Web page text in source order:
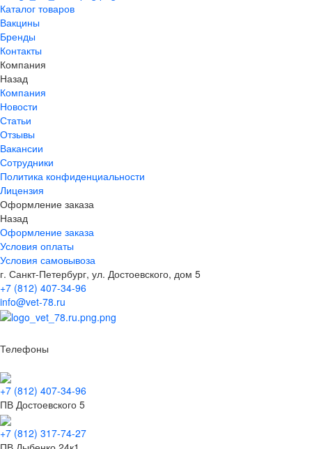
Каталог товаров
Вакцины
Бренды
Контакты
Компания
Назад
Компания
Новости
Статьи
Отзывы
Вакансии
Сотрудники
Политика конфиденциальности
Лицензия
Оформление заказа
Назад
Оформление заказа
Условия оплаты
Условия самовывоза
г. Санкт-Петербург, ул. Достоевского, дом 5
+7 (812) 407-34-96
info@vet-78.ru
Телефоны
+7 (812) 407-34-96
ПВ Достоевского 5
+7 (812) 317-74-27